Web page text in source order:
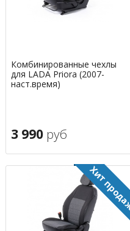
Комбинированные чехлы
для LADA Priora (2007-
наст.время)
3 990 руб